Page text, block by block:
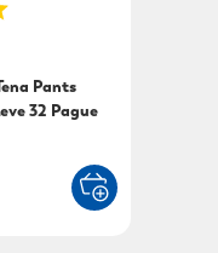
Pants
32 Pague